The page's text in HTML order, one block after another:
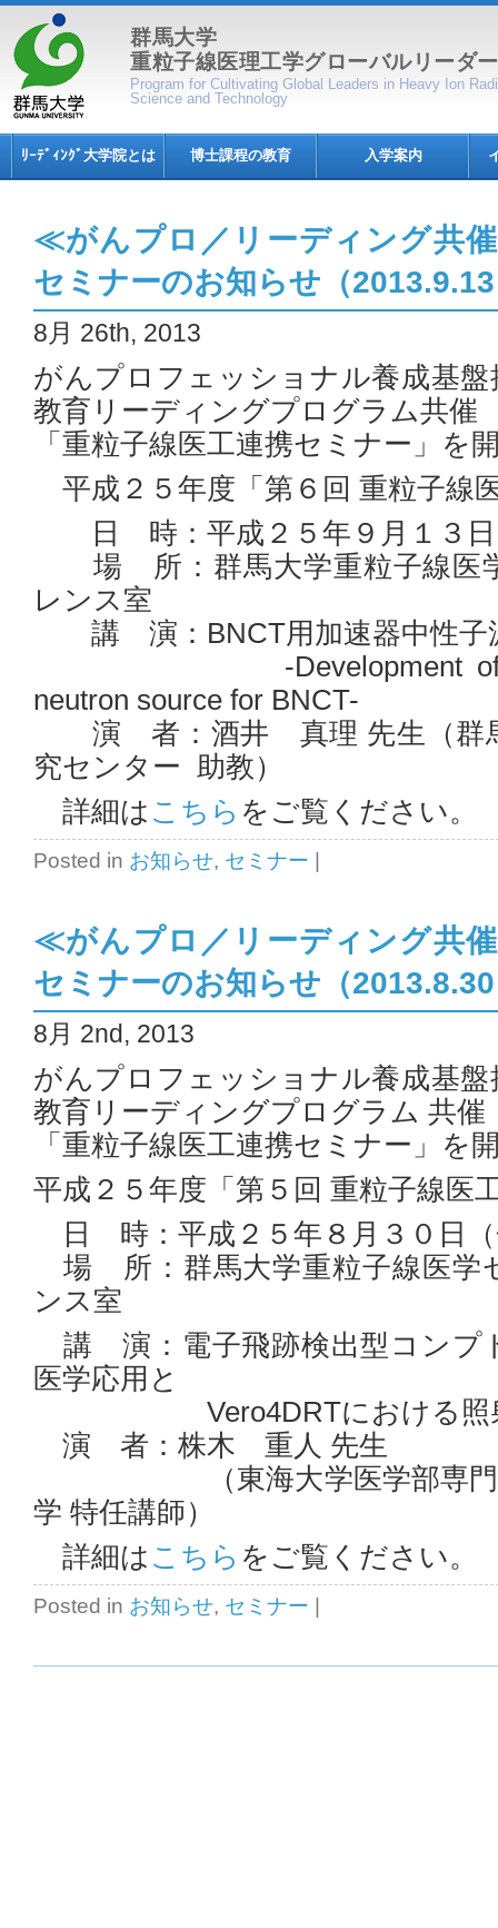
群馬大学
重粒子線医理工学グローバルリーダ
Program for Cultivating Global Leaders in Heavy Ion
Science and Technology
ﾘｰﾃﾞｨﾝｸﾞ大学院とは 博士課程の教育 入学案内
≪がんプロ／リーディング共
セミナーのお知らせ（
8月 26th, 2013
がんプロフェッショナル養成基
教育リーディングプログラム共催
「重粒子線医工連携セミナー」を
平成２５年度「第６回 重粒子線
日 時：平成２５年９月１３日
場 所：群馬大学重粒子線医
レンス室
講 演：BNCT用加速器中性子
-Development of an
neutron source for BNCT-
演 者：酒井 真理 先生（群馬
究センター 助教）
詳細は こちら をご覧ください。
Posted in お知らせ, セミナー
≪がんプロ／リーディング共
セミナーのお知らせ（
8月 2nd, 2013
がんプロフェッショナル養成基
教育リーディングプログラム 共催
「重粒子線医工連携セミナー」を
平成２５年度「第５回 重粒子線
日 時：平成２５年８月３０日（
場 所：群馬大学重粒子線医学
ンス室
講 演：電子飛跡検出型コンプ
医学応用と
Vero4DRTにおける照射野
演 者：株木 重人 先生
（東海大学医学部専門診
学 特任講師）
詳細は こちら をご覧ください。
Posted in お知らせ, セミナー